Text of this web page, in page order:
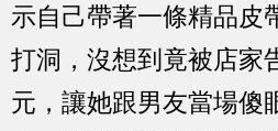
示自己帶著一條精品皮
打洞，沒想到竟被店家
元 ，讓她跟男友當場傻